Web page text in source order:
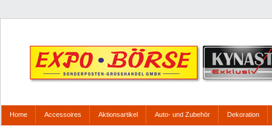
Home Accessoires Aktionsartikel Auto- und Zubehör Dekoration